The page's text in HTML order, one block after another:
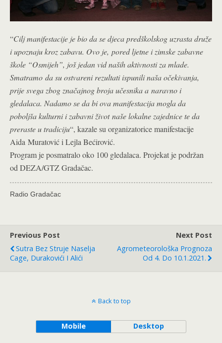
“Cilj manifestacije je bio da se djeca predškolskog uzrasta druže
i upoznaju kroz zabavu. Ovo je, pored ljetne i zimske zabavne
škole “Osmijeh”, još jedan vid naših aktivnosti za mlade.
Smatramo da su ostvareni rezultati ispunili naša očekivanja,
prije svega zbog značajnog broja učesnika a naravno i
gledalaca. Nadamo se da bi ova manifestacija mogla da
poboljša kulturni i zabavni životnaše lokalne zajednice te da
preraste u tradiciju“, kazale su organizatorice manifestacije
Aida Muratović i Lejla Bećirović.
Program je posmatralo oko 100 gledalaca. Projekat je podržan
od DEZA/GTZ Gradačac.
Radio Gradačac
Previous Post
Sutra Bez Struje Naselja
Cage, Durakovići I Alići
Next Post
Agrometeorološka Prognoza
Od 4. Do 10.1.2021.
Back to top
Mobile Desktop